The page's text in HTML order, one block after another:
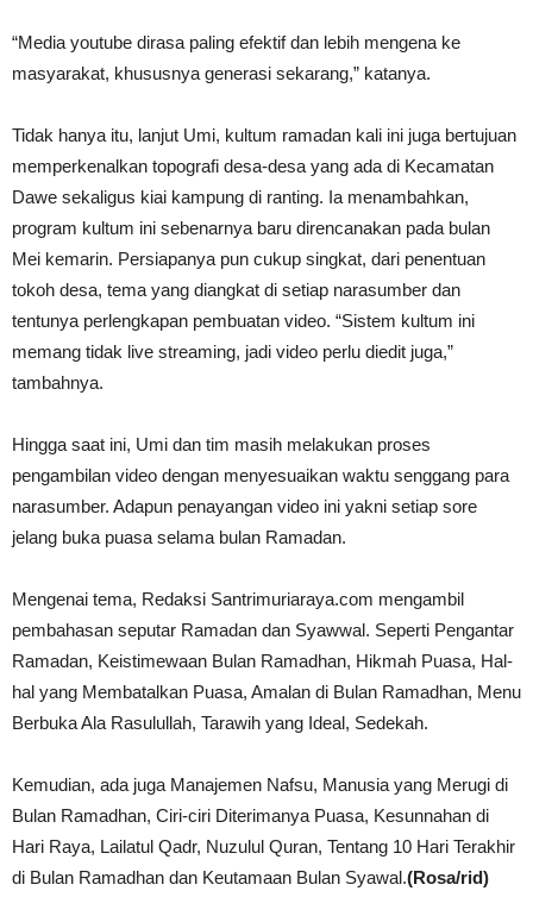
“Media youtube dirasa paling efektif dan lebih mengena ke
masyarakat, khususnya generasi sekarang,” katanya.
Tidak hanya itu, lanjut Umi, kultum ramadan kali ini juga bertujuan
memperkenalkan topografi desa-desa yang ada di Kecamatan
Dawe sekaligus kiai kampung di ranting. Ia menambahkan,
program kultum ini sebenarnya baru direncanakan pada bulan
Mei kemarin. Persiapanya pun cukup singkat, dari penentuan
tokoh desa, tema yang diangkat di setiap narasumber dan
tentunya perlengkapan pembuatan video. “Sistem kultum ini
memang tidak live streaming, jadi video perlu diedit juga,”
tambahnya.
Hingga saat ini, Umi dan tim masih melakukan proses
pengambilan video dengan menyesuaikan waktu senggang para
narasumber. Adapun penayangan video ini yakni setiap sore
jelang buka puasa selama bulan Ramadan.
Mengenai tema, Redaksi Santrimuriaraya.com mengambil
pembahasan seputar Ramadan dan Syawwal. Seperti Pengantar
Ramadan, Keistimewaan Bulan Ramadhan, Hikmah Puasa, Hal-
hal yang Membatalkan Puasa, Amalan di Bulan Ramadhan, Menu
Berbuka Ala Rasulullah, Tarawih yang Ideal, Sedekah.
Kemudian, ada juga Manajemen Nafsu, Manusia yang Merugi di
Bulan Ramadhan, Ciri-ciri Diterimanya Puasa, Kesunnahan di
Hari Raya, Lailatul Qadr, Nuzulul Quran, Tentang 10 Hari Terakhir
di Bulan Ramadhan dan Keutamaan Bulan Syawal.(Rosa/rid)